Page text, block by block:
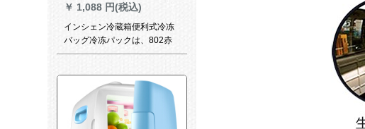
￥ 1,088 円(税込)
インシェン冷蔵箱便利式冷冻
バッグ冷冻パックは、802赤
内黒外装2ペンか1ペンか2本